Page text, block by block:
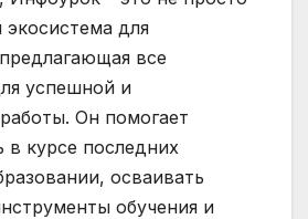
экосистема для
все
успешной и
Он помогает
в курсе последних
осваивать
обучения и